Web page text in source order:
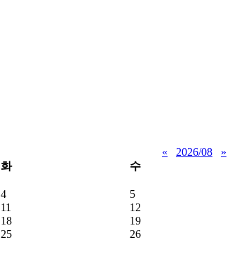
« 2026/08
»
화 수
4 5
11 12
18 19
25 26